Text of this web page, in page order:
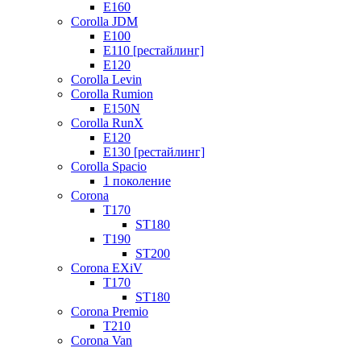
E160
Corolla JDM
E100
E110 [рестайлинг]
E120
Corolla Levin
Corolla Rumion
E150N
Corolla RunX
E120
E130 [рестайлинг]
Corolla Spacio
1 поколение
Corona
T170
ST180
T190
ST200
Corona EXiV
T170
ST180
Corona Premio
T210
Corona Van